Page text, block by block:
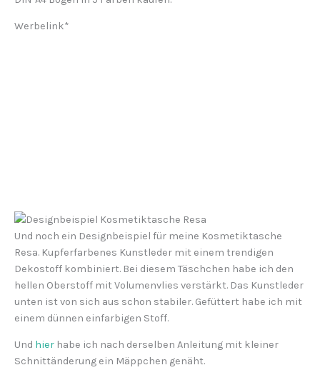
Werbelink*
Und noch ein Designbeispiel für meine Kosmetiktasche
Resa. Kupferfarbenes Kunstleder mit einem trendigen
Dekostoff kombiniert. Bei diesem Täschchen habe ich den
hellen Oberstoff mit Volumenvlies verstärkt. Das Kunstleder
unten ist von sich aus schon stabiler. Gefüttert habe ich mit
einem dünnen einfarbigen Stoff.
Und hier habe ich nach derselben Anleitung mit kleiner
Schnittänderung ein Mäppchen genäht.